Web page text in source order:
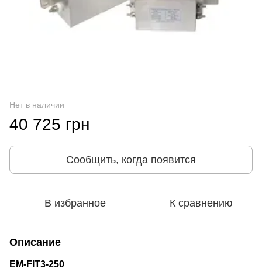
Нет в наличии
40 725 грн
Сообщить, когда появится
В избранное К сравнению
Описание
EM-FIT3-250